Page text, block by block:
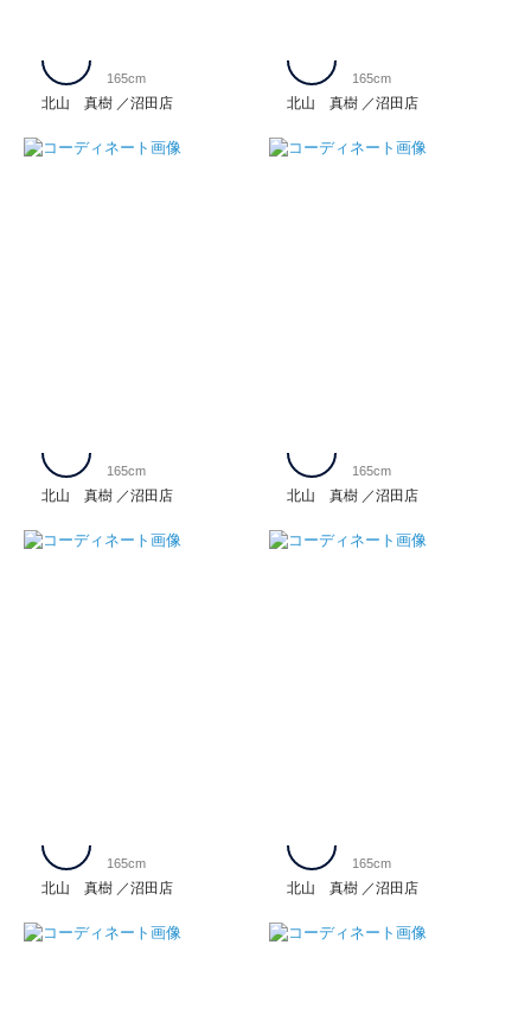
北山 真樹 沼田店
165cm
北山 真樹 沼田店
165cm
北山 真樹 沼田店
165cm
北山 真樹 沼田店
165cm
北山 真樹 沼田店
165cm
北山 真樹 沼田店
165cm